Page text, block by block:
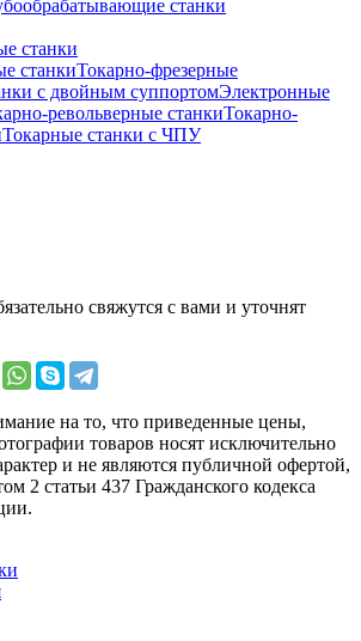
станки
станки
станкиТокарно-фрезерные
с двойным суппортомЭлектронные
револьверные станкиТокарно-
Токарные станки с ЧПУ
свяжутся с вами и уточнят
на то, что приведенные цены,
товаров носят исключительно
и не являются публичной офертой,
2 статьи 437 Гражданского кодекса